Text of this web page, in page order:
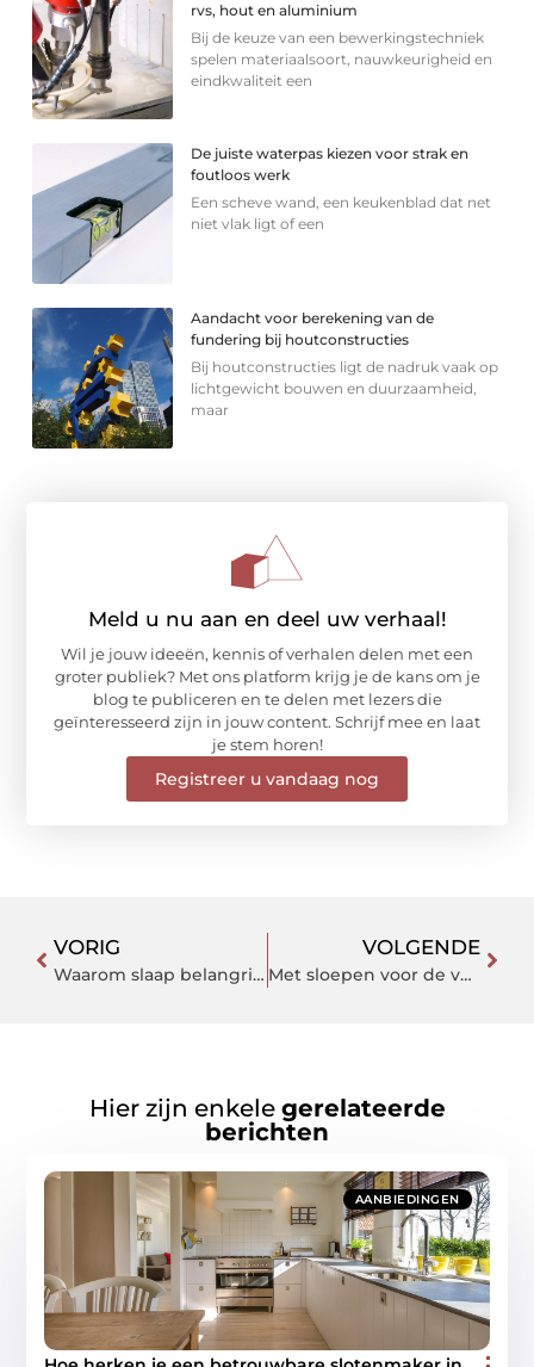
rvs, hout en aluminium
Bij de keuze van een bewerkingstechniek
spelen materiaalsoort, nauwkeurigheid en
eindkwaliteit een
De juiste waterpas kiezen voor strak en
foutloos werk
Een scheve wand, een keukenblad dat net
niet vlak ligt of een
Aandacht voor berekening van de
fundering bij houtconstructies
Bij houtconstructies ligt de nadruk vaak op
lichtgewicht bouwen en duurzaamheid,
maar
Meld u nu aan en deel uw verhaal!
Wil je jouw ideeën, kennis of verhalen delen met een
groter publiek? Met ons platform krijg je de kans om je
blog te publiceren en te delen met lezers die
geïnteresseerd zijn in jouw content. Schrijf mee en laat
je stem horen!
Registreer u vandaag nog
VORIG
Waarom slaap belangrijk is
VOLGENDE
Met sloepen voor de verhuur ontdek je de Vecht vanaf het water
Hier zijn enkele gerelateerde
berichten
AANBIEDINGEN